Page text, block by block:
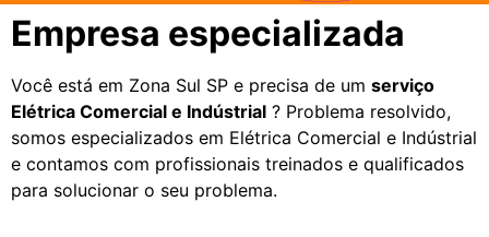
Empresa especializada
Você está em Zona Sul SP e precisa de um serviço
Elétrica Comercial e Indústrial ? Problema resolvido,
somos especializados em Elétrica Comercial e Indústrial
e contamos com profissionais treinados e qualificados
para solucionar o seu problema.